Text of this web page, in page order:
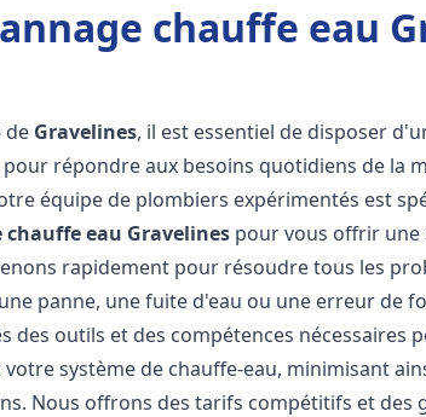
chauffe eau
de Gravelines, il est essentiel de disposer
répondre aux besoins quotidiens de la
équipe de plombiers expérimentés est
chauffe eau Gravelines pour vous offrir une
rapidement pour résoudre tous les
panne, une fuite d'eau ou une erreur de
des outils et des compétences nécessaires
système de chauffe-eau, minimisant
Nous offrons des tarifs compétitifs et des